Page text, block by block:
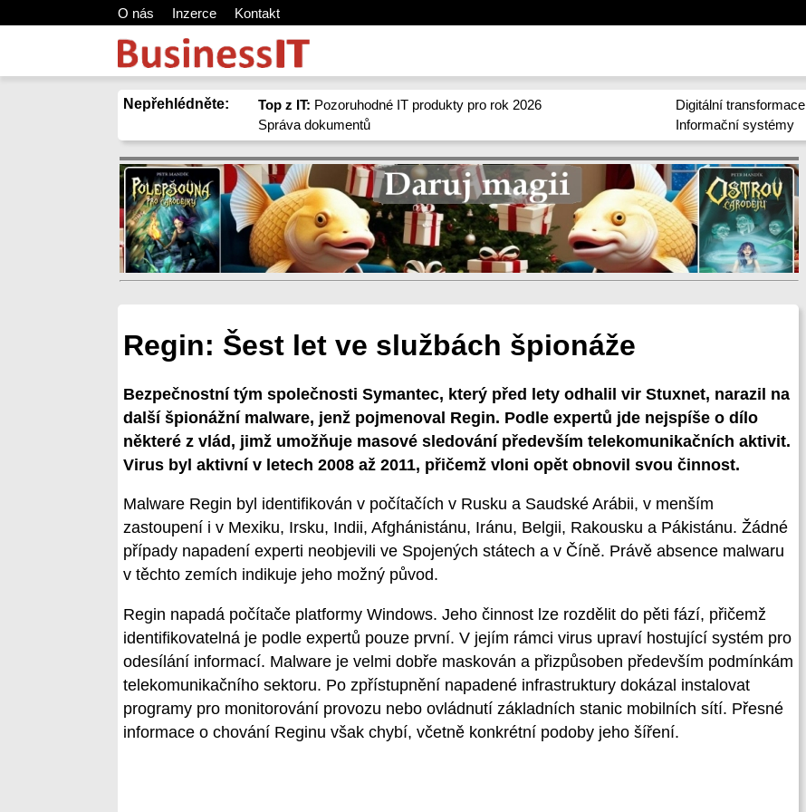
O nás Inzerce Kontakt
Nepřehlédněte: Top z IT: Pozoruhodné IT produkty pro rok 2026
Správa dokumentů
Digitální transformace
Informační systémy
Regin: Šest let ve službách špionáže
Bezpečnostní tým společnosti Symantec, který před lety odhalil vir Stuxnet, narazil na
další špionážní malware, jenž pojmenoval Regin. Podle expertů jde nejspíše o dílo
některé z vlád, jimž umožňuje masové sledování především telekomunikačních aktivit.
Virus byl aktivní v letech 2008 až 2011, přičemž vloni opět obnovil svou činnost.
Malware Regin byl identifikován v počítačích v Rusku a Saudské Arábii, v menším
zastoupení i v Mexiku, Irsku, Indii, Afghánistánu, Iránu, Belgii, Rakousku a Pákistánu. Žádné
případy napadení experti neobjevili ve Spojených státech a v Číně. Právě absence malwaru
v těchto zemích indikuje jeho možný původ.
Regin napadá počítače platformy Windows. Jeho činnost lze rozdělit do pěti fází, přičemž
identifikovatelná je podle expertů pouze první. V jejím rámci virus upraví hostující systém pro
odesílání informací. Malware je velmi dobře maskován a přizpůsoben především podmínkám
telekomunikačního sektoru. Po zpřístupnění napadené infrastruktury dokázal instalovat
programy pro monitorování provozu nebo ovládnutí základních stanic mobilních sítí. Přesné
informace o chování Reginu však chybí, včetně konkrétní podoby jeho šíření.